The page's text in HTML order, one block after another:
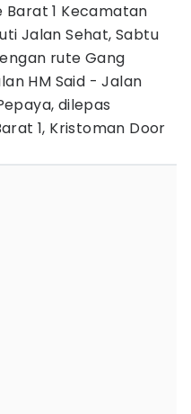
Barat 1 Kecamatan
Jalan Sehat, Sabtu
rute Gang
HM Said - Jalan
dilepas
1, Kristoman Door